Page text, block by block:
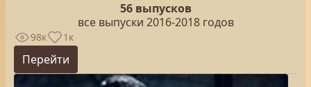
56 выпусков
все выпуски 2016-2018 годов
98к 1к
Перейти